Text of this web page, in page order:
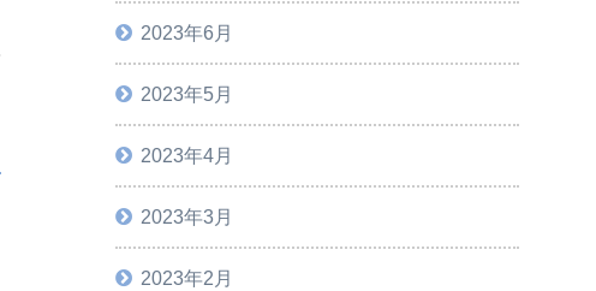
2023年6月
2023年5月
2023年4月
2023年3月
2023年2月